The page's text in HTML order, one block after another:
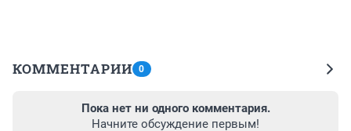
КОММЕНТАРИИ 0
Пока нет ни одного комментария.
Начните обсуждение первым!